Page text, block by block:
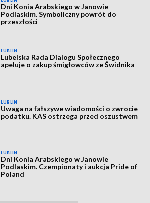
Dni Konia Arabskiego w Janowie
Podlaskim. Symboliczny powrót do
przeszłości
LUBLIN
Lubelska Rada Dialogu Społecznego
apeluje o zakup śmigłowców ze Świdnika
LUBLIN
Uwaga na fałszywe wiadomości o zwrocie
podatku. KAS ostrzega przed oszustwem
LUBLIN
Dni Konia Arabskiego w Janowie
Podlaskim. Czempionaty i aukcja Pride of
Poland